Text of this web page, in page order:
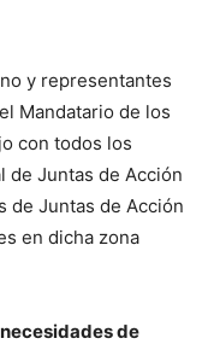
y representantes
Mandatario de los
con todos los
de Juntas de Acción
de Juntas de Acción
en dicha zona
de